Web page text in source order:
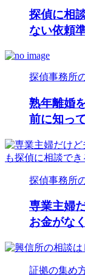
探偵に相
ない依頼
探偵事務所
熟年離婚
前に知っ
探偵事務所
専業主婦
お金がな
証拠の集め